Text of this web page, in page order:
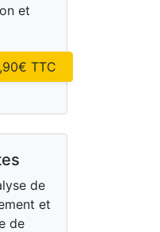
et
€ TTC
de
et
de